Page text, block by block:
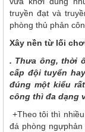
truyền đạt và
phòng thủ phản
Xây nền từ lối
. Thưa ông, thời
cấp đội tuyển
đúng một kiểu
công thì đa dạng
+Theo tôi thì
đá phòng